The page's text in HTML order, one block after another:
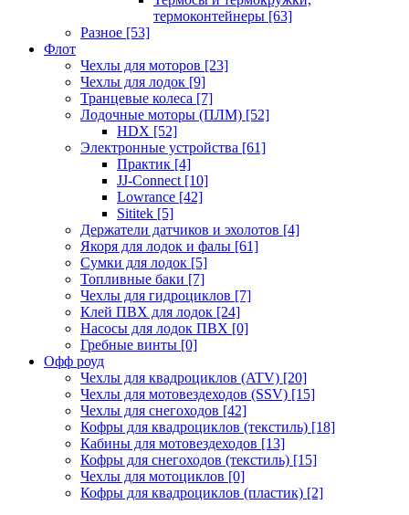
термоконтейнеры [63]
Разное [53]
Флот
Чехлы для моторов [23]
Чехлы для лодок [9]
Транцевые колеса [7]
Лодочные моторы (ПЛМ) [52]
HDX [52]
Электронные устройства [61]
Практик [4]
JJ-Connect [10]
Lowrance [42]
Sititek [5]
Держатели датчиков и эхолотов [4]
Якоря для лодок и фалы [61]
Сумки для лодок [5]
Топливные баки [7]
Чехлы для гидроциклов [7]
Клей ПВХ для лодок [24]
Насосы для лодок ПВХ [0]
Гребные винты [0]
Офф роуд
Чехлы для квадроциклов (ATV) [20]
Чехлы для мотовездеходов (SSV) [15]
Чехлы для снегоходов [42]
Кофры для квадроциклов (текстиль) [18]
Кабины для мотовездеходов [13]
Кофры для снегоходов (текстиль) [15]
Чехлы для мотоциклов [0]
Кофры для квадроциклов (пластик) [2]